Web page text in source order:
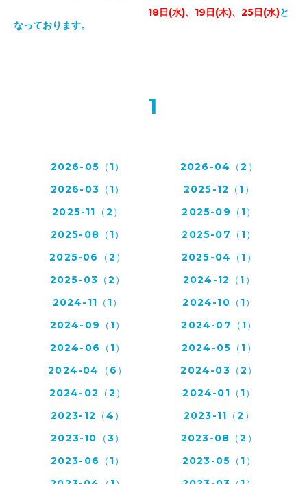
18日(水)、19日(木)、25日(水)と
なっております。
1
2026-05（1）
2026-04（2）
2026-03（1）
2025-12（1）
2025-11（2）
2025-09（1）
2025-08（1）
2025-07（1）
2025-06（2）
2025-04（1）
2025-03（2）
2024-12（1）
2024-11（1）
2024-10（1）
2024-09（1）
2024-07（1）
2024-06（1）
2024-05（1）
2024-04（6）
2024-03（2）
2024-02（2）
2024-01（1）
2023-12（4）
2023-11（2）
2023-10（3）
2023-08（2）
2023-06（1）
2023-05（1）